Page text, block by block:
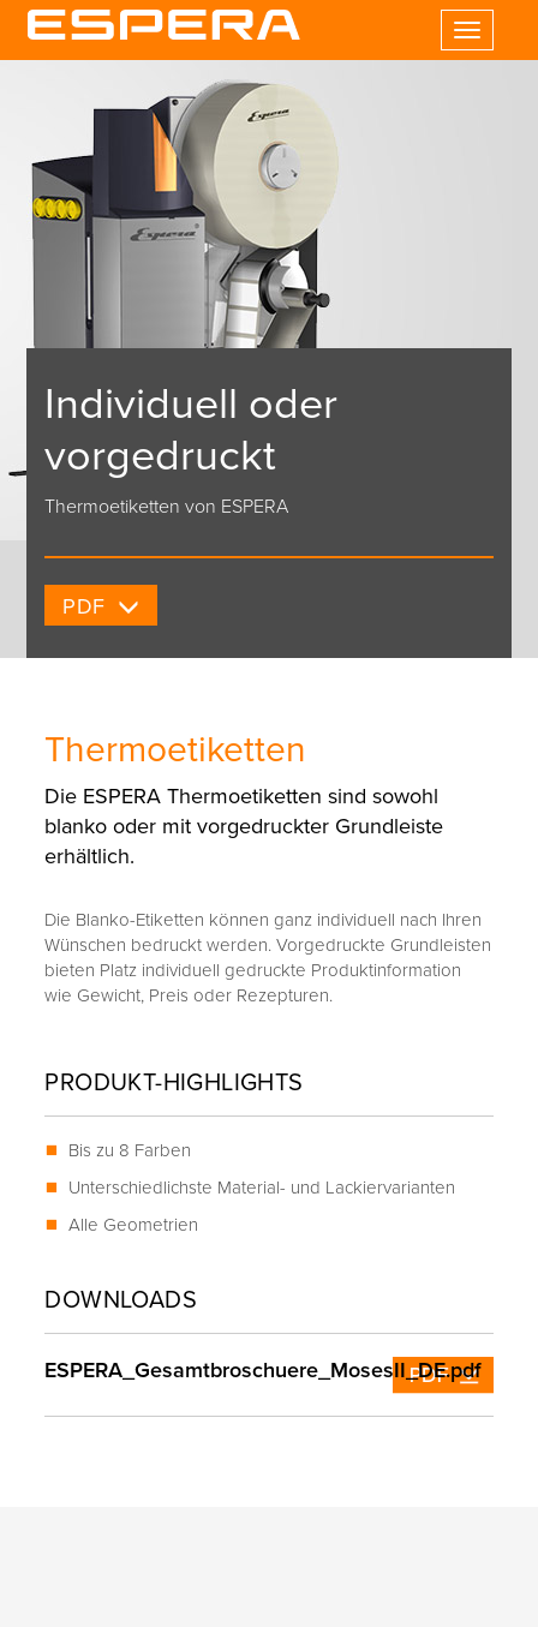
Toggle
Individuell oder
vorgedruckt
Thermoetiketten von ESPERA
PDF
Thermoetiketten
Die ESPERA Thermoetiketten sind sowohl
blanko oder mit vorgedruckter Grundleiste
erhältlich.
Die Blanko-Etiketten können ganz individuell nach Ihren
Wünschen bedruckt werden. Vorgedruckte Grundleisten
bieten Platz individuell gedruckte Produktinformation
wie Gewicht, Preis oder Rezepturen.
PRODUKT-HIGHLIGHTS
Bis zu 8 Farben
Unterschiedlichste Material- und Lackiervarianten
Alle Geometrien
DOWNLOADS
ESPERA_Gesamtbroschuere_MosesII_DE.pdf